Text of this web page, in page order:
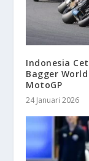
Indonesia
Bagger
MotoGP
24 Januari 2026